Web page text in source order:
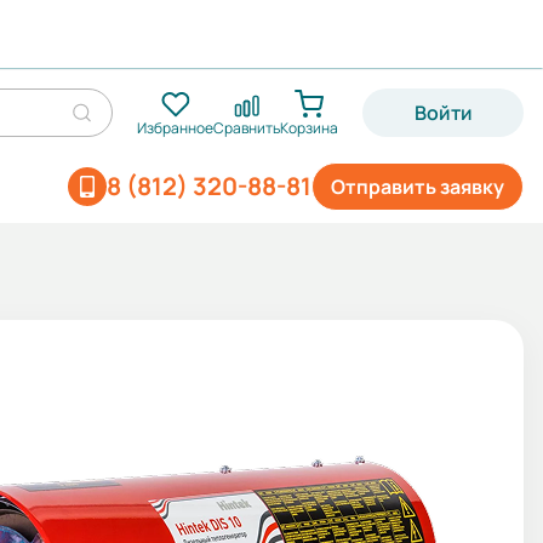
ИзбранноеСравнитьКорзина
Войти
Отправить заявку
8 (812) 320-88-81